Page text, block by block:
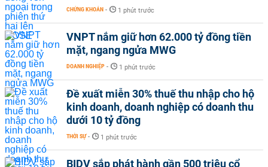
CHỨNG KHOÁN - 1 phút trước
VNPT nắm giữ hơn 62.000 tỷ đồng tiền
mặt, ngang ngửa MWG
DOANH NGHIỆP - 1 phút trước
Đề xuất miễn 30% thuế thu nhập cho hộ
kinh doanh, doanh nghiệp có doanh thu
dưới 10 tỷ đồng
THỜI SỰ - 1 phút trước
BIDV sắp phát hành gần 500 triệu cổ